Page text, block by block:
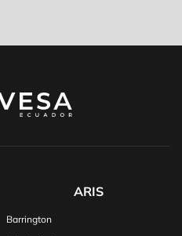
ARIS
Barrington